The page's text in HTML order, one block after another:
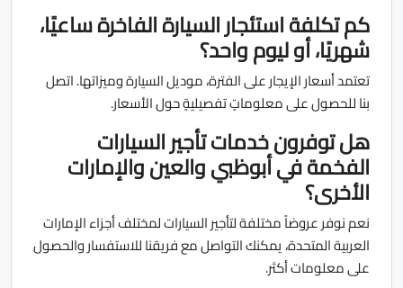
كم تكلفة استئجار السيارة الفاخرة ساعيًا،
شهريًا، أو ليوم واحد؟
تعتمد أسعار الإيجار على الفترة، موديل السيارة وميزاتها. اتصل
بنا للحصول على معلوماتٍ تفصيليةٍ حول الأسعار.
هل توفرون خدمات تأجير السيارات
الفخمة في أبوظبي والعين والإمارات
الأخرى؟
نعم نوفر عروضاً مختلفة لتأجير السيارات لمختلف أجزاء الإمارات
العربية المتحدة، يمكنك التواصل مع فريقنا للاستفسار والحصول
على معلومات أكثر.